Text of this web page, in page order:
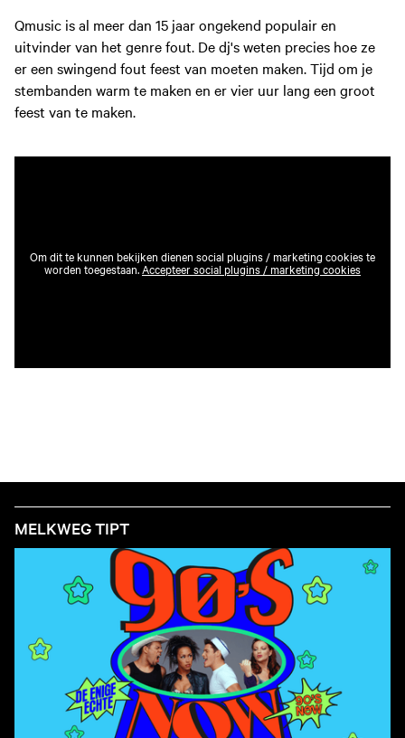
Qmusic is al meer dan 15 jaar ongekend populair en
uitvinder van het genre fout. De dj's weten precies hoe ze
er een swingend fout feest van moeten maken. Tijd om je
stembanden warm te maken en er vier uur lang een groot
feest van te maken.
Om dit te kunnen bekijken dienen social plugins / marketing cookies te
worden toegestaan.Accepteer social plugins / marketing cookies
MELKWEG TIPT